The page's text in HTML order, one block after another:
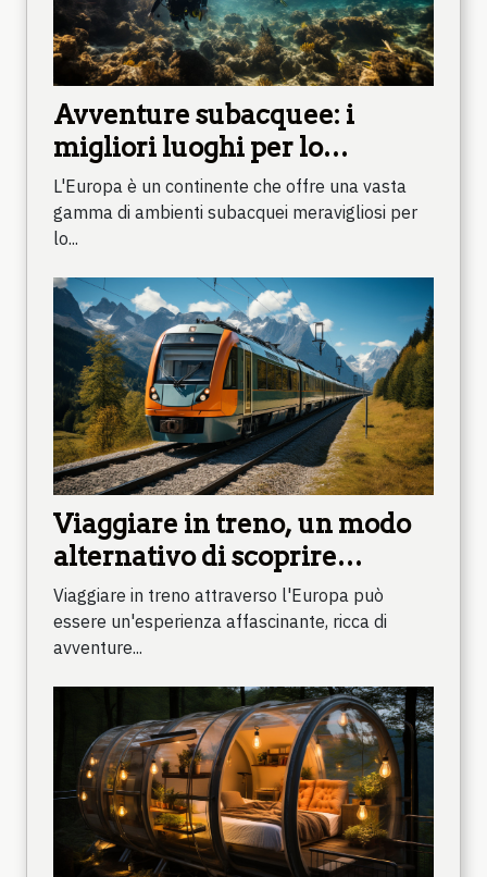
Avventure subacquee: i
migliori luoghi per lo
snorkeling in Europa
L'Europa è un continente che offre una vasta
gamma di ambienti subacquei meravigliosi per
lo...
Viaggiare in treno, un modo
alternativo di scoprire
l'Europa
Viaggiare in treno attraverso l'Europa può
essere un'esperienza affascinante, ricca di
avventure...